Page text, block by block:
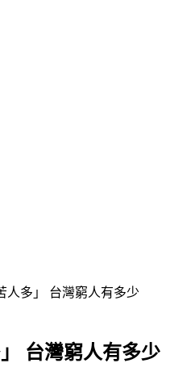
人多」 台灣窮人有多少
台灣窮人有多少